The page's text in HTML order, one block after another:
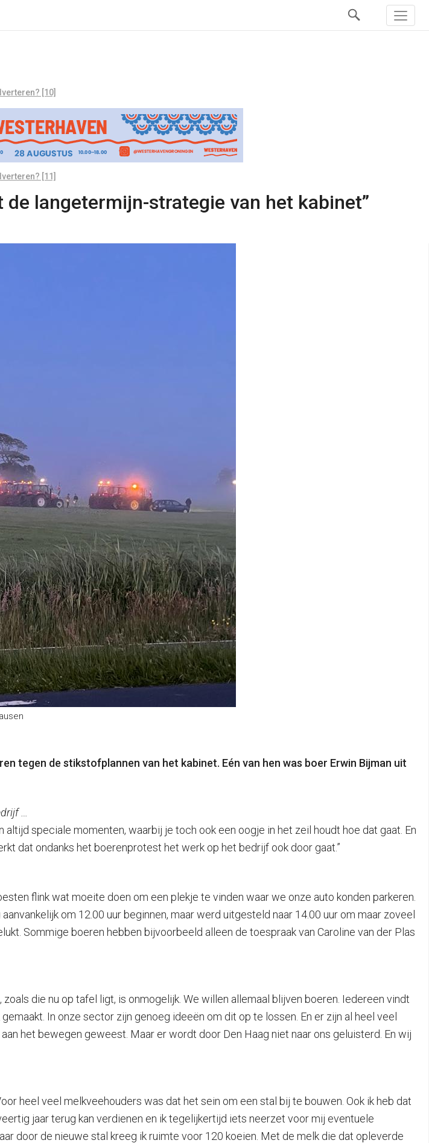
[10]
[11]
langetermijn-strategie van het kabinet”
tegen de stikstofplannen van het kabinet. Eén van hen was boer Erwin Bijman uit
…
altijd speciale momenten, waarbij je toch ook een oogje in het zeil houdt hoe dat gaat. En
dat ondanks het boerenprotest het werk op het bedrijf ook door gaat.”
flink wat moeite doen om een plekje te vinden waar we onze auto konden parkeren.
om 12.00 uur beginnen, maar werd uitgesteld naar 14.00 uur om maar zoveel
Sommige boeren hebben bijvoorbeeld alleen de toespraak van Caroline van der Plas
die nu op tafel ligt, is onmogelijk. We willen allemaal blijven boeren. Iedereen vindt
In onze sector zijn genoeg ideeën om dit op te lossen. En er zijn al heel veel
het bewegen geweest. Maar er wordt door Den Haag niet naar ons geluisterd. En wij
heel veel melkveehouders was dat het sein om een stal bij te bouwen. Ook ik heb dat
jaar terug kan verdienen en ik tegelijkertijd iets neerzet voor mij eventuele
door de nieuwe stal kreeg ik ruimte voor 120 koeien. Met de melk die dat opleverde